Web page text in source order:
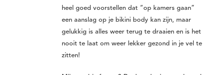
heel goed voorstellen dat “op kamers gaan”
een aanslag op je bikini body kan zijn, maar
gelukkig is alles weer terug te draaien en is het
nooit te laat om weer lekker gezond in je vel te
zitten!